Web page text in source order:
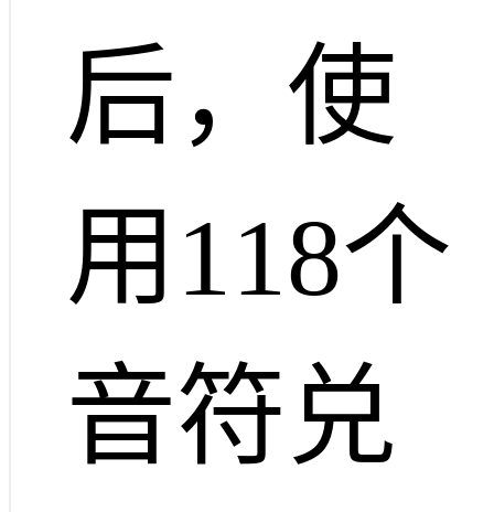
后，使
用118个
音符兑